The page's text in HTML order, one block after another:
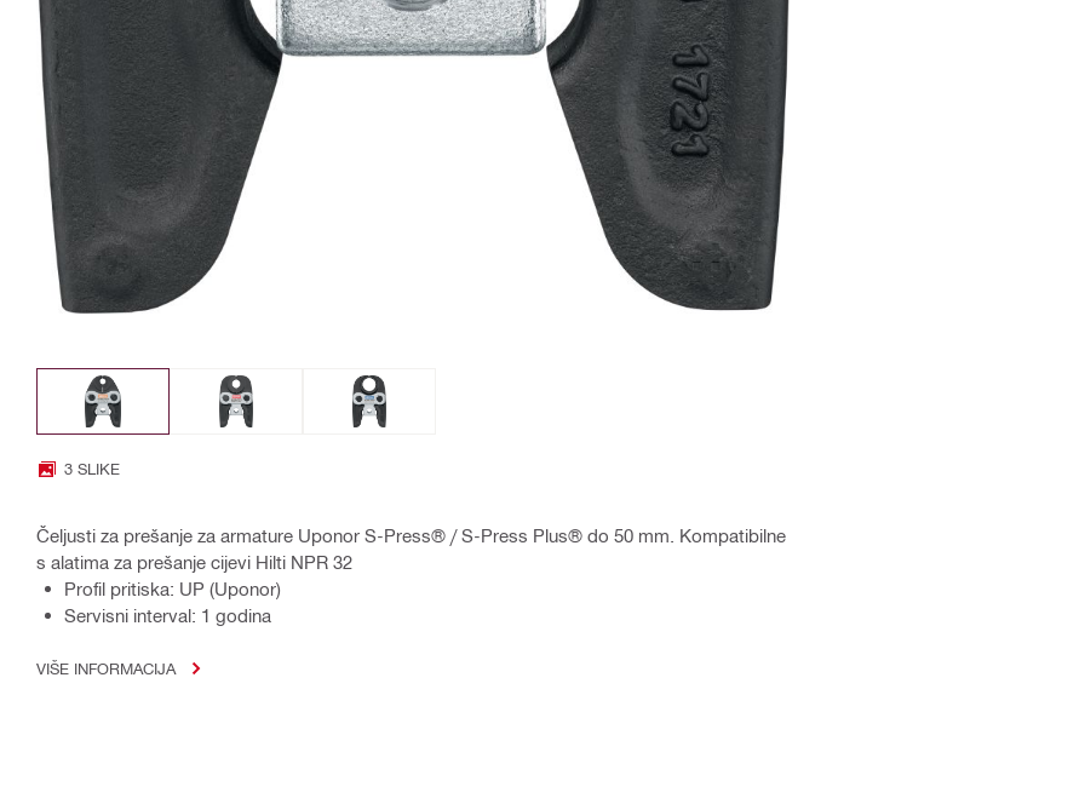
3 SLIKE
Čeljusti za prešanje za armature Uponor S-Press® / S-Press Plus® do 50 mm. Kompatibilne
s alatima za prešanje cijevi Hilti NPR 32
Profil pritiska: UP (Uponor)
Servisni interval: 1 godina
VIŠE INFORMACIJA